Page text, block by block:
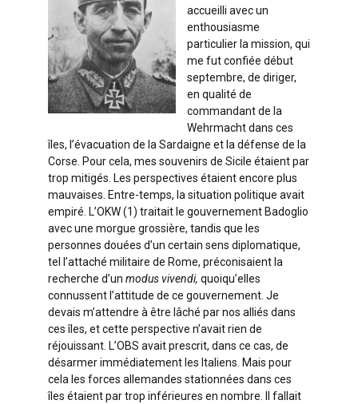
accueilli avec un
enthousiasme
particulier la mission, qui
me fut confiée début
septembre, de diriger,
en qualité de
commandant de la
Wehrmacht dans ces
îles, l’évacuation de la Sardaigne et la défense de la
Corse. Pour cela, mes souvenirs de Sicile étaient par
trop mitigés. Les perspectives étaient encore plus
mauvaises. Entre-temps, la situation politique avait
empiré. L’OKW (1) traitait le gouvernement Badoglio
avec une morgue grossière, tandis que les
personnes douées d’un certain sens diplomatique,
tel l’attaché militaire de Rome, préconisaient la
recherche d’un modus vivendi, quoiqu’elles
connussent l’attitude de ce gouvernement. Je
devais m’attendre à être lâché par nos alliés dans
ces îles, et cette perspective n’avait rien de
réjouissant. L’OBS avait prescrit, dans ce cas, de
désarmer immédiatement les Italiens. Mais pour
cela les forces allemandes stationnées dans ces
îles étaient par trop inférieures en nombre. Il fallait